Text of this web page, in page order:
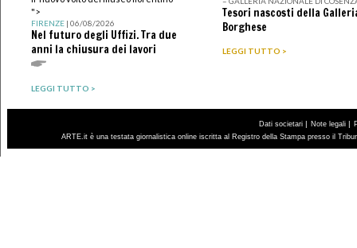
">
FIRENZE| 06/08/2026
Nel futuro degli Uffizi. Tra due
anni la chiusura dei lavori
LEGGI TUTTO >
Tesori nascosti della
Borghese
LEGGI TUTTO >
Dati societari | Note legali |
ARTE.it è una testata giornalistica online iscritta al Registro della Stampa presso il